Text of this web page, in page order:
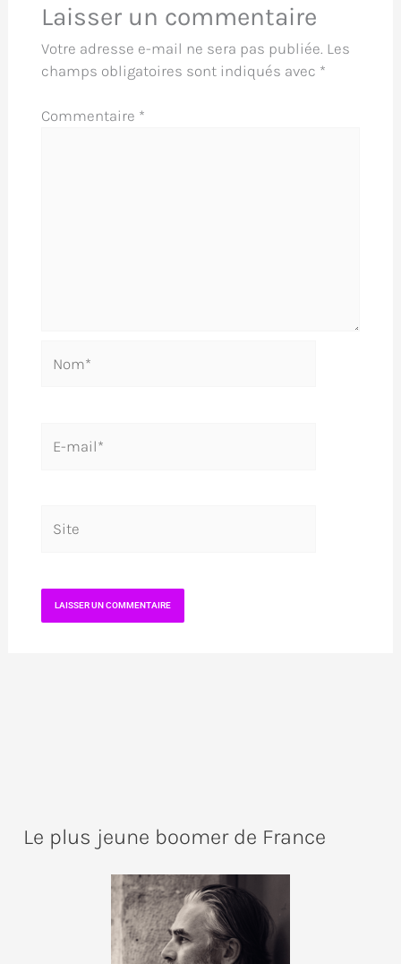
Laisser un commentaire
Votre adresse e-mail ne sera pas publiée. Les
champs obligatoires sont indiqués avec *
Commentaire *
mail*
Le plus jeune boomer de France